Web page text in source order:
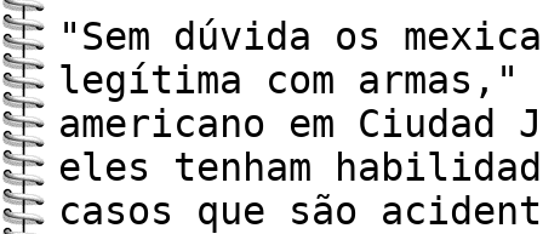
"Sem dúvida os
legítima com
americano em Ciudad
eles tenham
casos que são